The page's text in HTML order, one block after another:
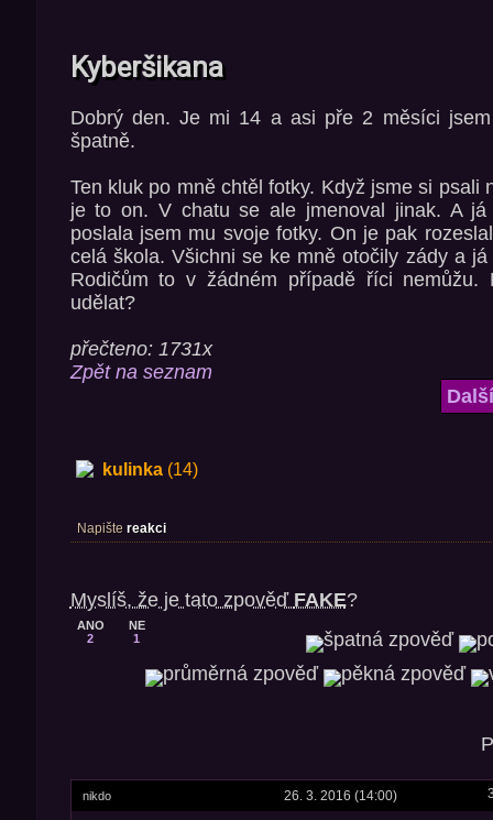
Kyberšikana
Dobrý den. Je mi 14 a asi pře 2 měsíci
špatně.
Ten kluk po mně chtěl fotky. Když jsme si psali
je to on. V chatu se ale jmenoval jinak. A
poslala jsem mu svoje fotky. On je pak
celá škola. Všichni se ke mně otočily zády a
Rodičům to v žádném případě říci nemůžu.
udělat?
přečteno: 1731x
Zpět na seznam
kulinka(14)
Napište reakci
Myslíš, že je tato zpověď FAKE?
ANO
2
NE
1
nikdo 26. 3. 2016 (14:00)